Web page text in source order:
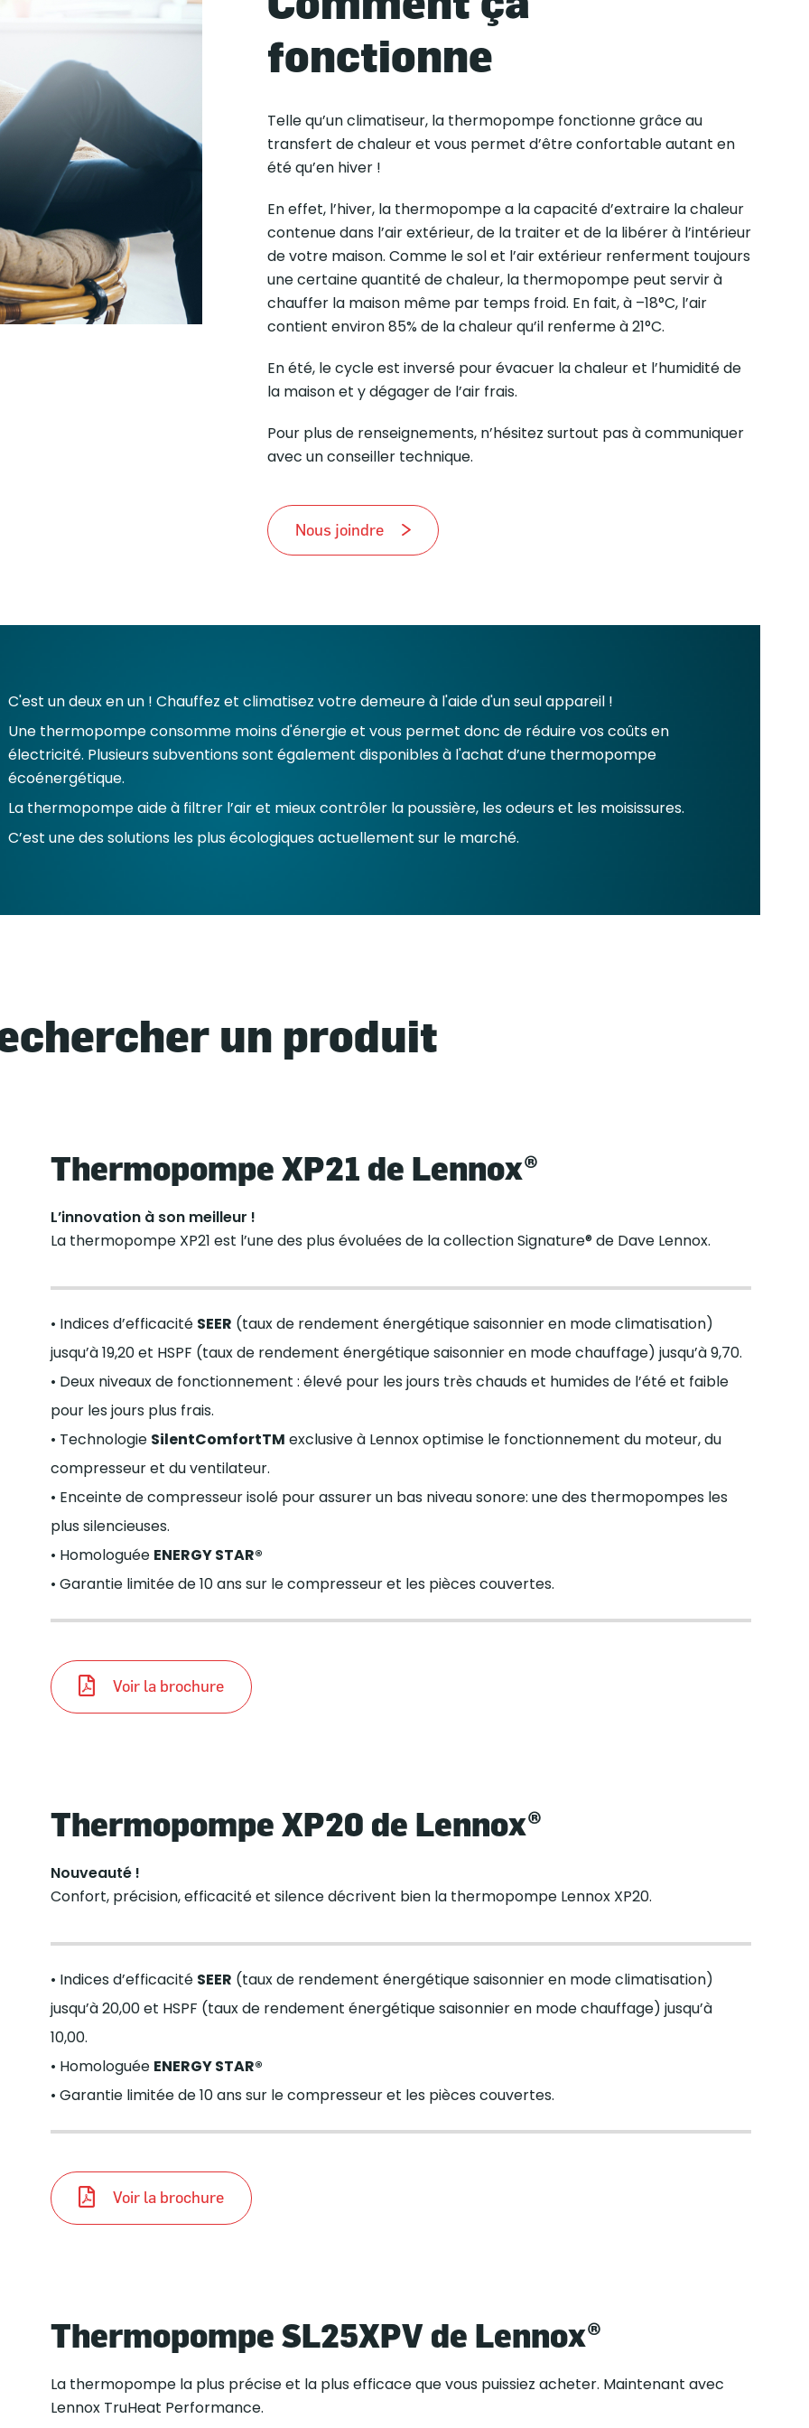
fonctionne
Telle qu’un climatiseur, la thermopompe fonctionne grâce au
transfert de chaleur et vous permet d’être confortable autant en
été qu’en hiver !
En effet, l’hiver, la thermopompe a la capacité d’extraire la chaleur
contenue dans l’air extérieur, de la traiter et de la libérer à l’intérieur
de votre maison. Comme le sol et l’air extérieur renferment toujours
une certaine quantité de chaleur, la thermopompe peut servir à
chauffer la maison même par temps froid. En fait, à –18°C, l’air
contient environ 85% de la chaleur qu’il renferme à 21°C.
En été, le cycle est inversé pour évacuer la chaleur et l’humidité de
la maison et y dégager de l’air frais.
Pour plus de renseignements, n’hésitez surtout pas à communiquer
avec un conseiller technique.
Nous joindre
C'est un deux en un ! Chauffez et climatisez votre demeure à l'aide d'un seul appareil !
Une thermopompe consomme moins d'énergie et vous permet donc de réduire vos coûts en
électricité. Plusieurs subventions sont également disponibles à l'achat d’une thermopompe
écoénergétique.
La thermopompe aide à filtrer l’air et mieux contrôler la poussière, les odeurs et les moisissures.
C’est une des solutions les plus écologiques actuellement sur le marché.
un produit
Thermopompe XP21 de Lennox®
L’innovation à son meilleur !
La thermopompe XP21 est l’une des plus évoluées de la collection Signature® de Dave Lennox.
• Indices d’efficacité SEER (taux de rendement énergétique saisonnier en mode climatisation)
jusqu’à 19,20 et HSPF (taux de rendement énergétique saisonnier en mode chauffage) jusqu’à 9,70.
• Deux niveaux de fonctionnement : élevé pour les jours très chauds et humides de l’été et faible
pour les jours plus frais.
• Technologie SilentComfortTM exclusive à Lennox optimise le fonctionnement du moteur, du
compresseur et du ventilateur.
• Enceinte de compresseur isolé pour assurer un bas niveau sonore: une des thermopompes les
plus silencieuses.
• Homologuée ENERGY STAR®
• Garantie limitée de 10 ans sur le compresseur et les pièces couvertes.
Voir la brochure
Thermopompe XP20 de Lennox®
Nouveauté !
Confort, précision, efficacité et silence décrivent bien la thermopompe Lennox XP20.
• Indices d’efficacité SEER (taux de rendement énergétique saisonnier en mode climatisation)
jusqu’à 20,00 et HSPF (taux de rendement énergétique saisonnier en mode chauffage) jusqu’à
10,00.
• Homologuée ENERGY STAR®
• Garantie limitée de 10 ans sur le compresseur et les pièces couvertes.
Voir la brochure
Thermopompe SL25XPV de Lennox®
La thermopompe la plus précise et la plus efficace que vous puissiez acheter. Maintenant avec
Lennox TruHeat Performance.